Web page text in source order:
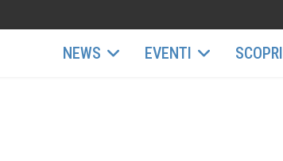
NEWS EVENTI SCOPRI